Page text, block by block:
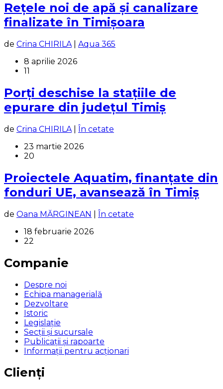
Rețele noi de apă și canalizare
finalizate în Timișoara
de Crina CHIRILA| Aqua 365
8 aprilie 2026
11
Porți deschise la stațiile de
epurare din județul Timiș
de Crina CHIRILA| În cetate
23 martie 2026
20
Proiectele Aquatim, finanțate din
fonduri UE, avansează în Timiș
de Oana MĂRGINEAN
În cetate
18 februarie 2026
22
Companie
Despre noi
Echipa managerială
Dezvoltare
Istoric
Legislaţie
Secţii şi sucursale
Publicații și rapoarte
Informații pentru acționari
Clienți